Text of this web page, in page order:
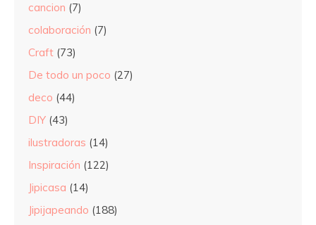
cancion (7)
colaboración (7)
Craft (73)
De todo un poco (27)
deco (44)
DIY (43)
ilustradoras (14)
Inspiración (122)
Jipicasa (14)
Jipijapeando (188)